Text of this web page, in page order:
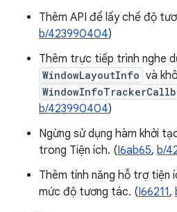
Thêm API để lấy chế độ
b/423990404)
Thêm trực tiếp trình nghe
WindowLayoutInfo và
b/423990404)
Ngừng sử dụng hàm khởi
trong Tiện ích. (I6ab65, b/
Thêm tính năng hỗ trợ tiện
mức độ tương tác. (I66211,